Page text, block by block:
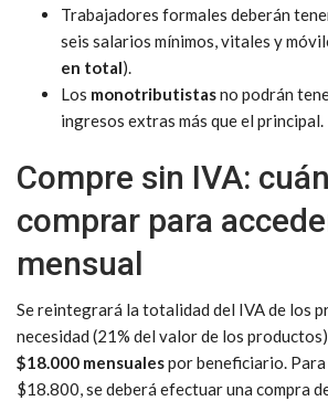
Trabajadores formales deberán
seis salarios mínimos, vitales y
en total).
Los monotributistasno podrán
ingresos extras más que el principal.
Compre sin IVA:
comprar para
mensual
Se reintegrará la totalidad del IVA de los
necesidad (21% del valor de los
$18.000 mensualespor beneficiario.
$18.800, se deberá efectuar una compra